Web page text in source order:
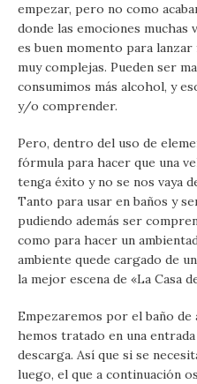
empezar, pero no como
donde las emociones muchas
es buen momento para
muy complejas. Pueden ser
consumimos más alcohol, y
y/o comprender.
Pero, dentro del uso de
fórmula para hacer que una
tenga éxito y no se nos vaya
Tanto para usar en baños y
pudiendo además ser
como para hacer un
ambiente quede cargado de
la mejor escena de «La Casa
Empezaremos por el baño de
hemos tratado en una
descarga. Así que si se
luego, el que a continuación